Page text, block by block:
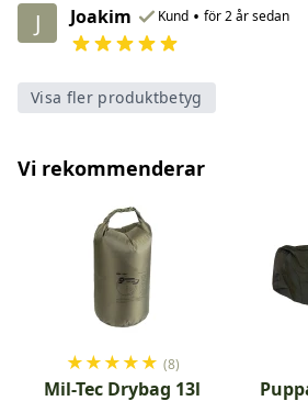
J Joakim Kund • för 2 år sedan
Visa fler produktbetyg
Vi rekommenderar
★★★★★ (8)
Mil-Tec Drybag 13l